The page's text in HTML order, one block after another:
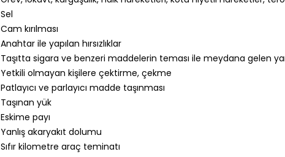
Sel
Cam kırılması
Anahtar ile yapılan hırsızlıklar
Taşıtta sigara ve benzeri maddelerin teması ile meydana gelen
Yetkili olmayan kişilere çektirme, çekme
Patlayıcı ve parlayıcı madde taşınması
Taşınan yük
Eskime payı
Yanlış akaryakıt dolumu
Sıfır kilometre araç teminatı